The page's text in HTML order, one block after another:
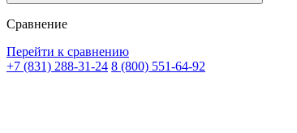
Сравнение
Перейти к сравнению
+7 (831) 288-31-24 8 (800) 551-64-92